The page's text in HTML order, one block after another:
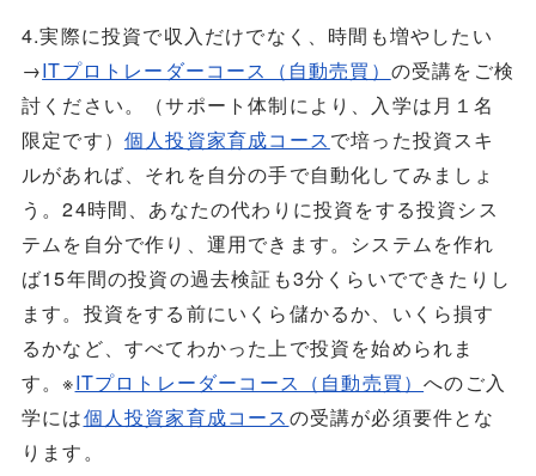
4.実際に投資で収入だけでなく、時間も増やしたい
→ITプロトレーダーコース（自動売買） の受講をご検
討ください。（サポート体制により、入学は月１名
限定です） 個人投資家育成コースで培った投資スキ
ルがあれば、それを自分の手で自動化してみましょ
う。24時間、あなたの代わりに投資をする投資シス
テムを自分で作り、運用できます。システムを作れ
ば15年間の投資の過去検証も3分くらいでできたりし
ます。投資をする前にいくら儲かるか、いくら損す
るかなど、すべてわかった上で投資を始められま
す。※ITプロトレーダーコース（自動売買）へのご入
学には個人投資家育成コースの受講が必須要件とな
ります。